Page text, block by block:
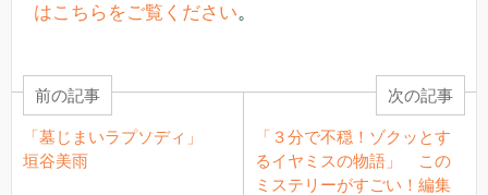
はこちらをご覧ください。
前の記事
「墓じまいラプソディ」
垣谷美雨
次の記事
「３分で不穏！ゾクッとす
るイヤミスの物語」 この
ミステリーがすごい！編集